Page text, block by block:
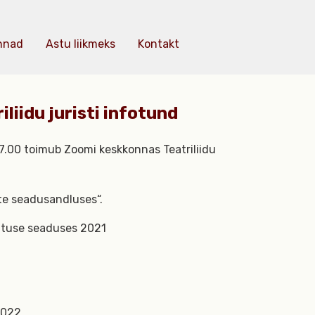
Astu liikmeks Kontakt
juristi infotund
toimub Zoomi keskkonnas Teatriliidu
seadusandluses“.
seaduses 2021